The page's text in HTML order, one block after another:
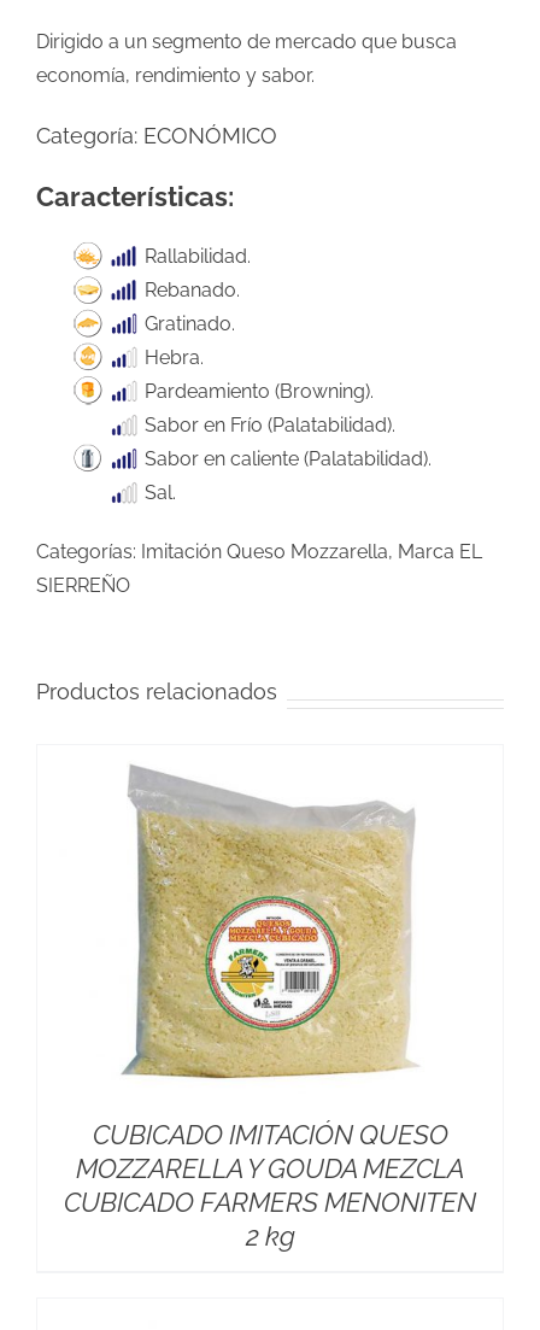
Dirigido a un segmento de mercado que busca
economía, rendimiento y sabor.
Categoría: ECONÓMICO
Características:
Rallabilidad.
Rebanado.
Gratinado.
Hebra.
Pardeamiento (Browning).
Sabor en Frío (Palatabilidad).
Sabor en caliente (Palatabilidad).
Sal.
Categorías: Imitación Queso Mozzarella, Marca EL
SIERREÑO
Productos relacionados
CUBICADO IMITACIÓN QUESO
MOZZARELLA Y GOUDA MEZCLA
CUBICADO FARMERS MENONITEN
2 kg